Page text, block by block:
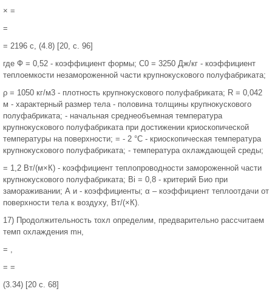
× =
=
= 2196 с, (4.8) [20, с. 96]
где Ф = 0,52 - коэффициент формы; С0 = 3250 Дж/кг - коэффициент
теплоемкости незамороженной части крупнокускового полуфабриката;
ρ = 1050 кг/м3 - плотность крупнокускового полуфабриката; R = 0,042
м - характерный размер тела - половина толщины крупнокускового
полуфабриката; - начальная среднеобъемная температура
крупнокускового полуфабриката при достижении криоскопической
температуры на поверхности; = - 2 °С - криоскопическая температура
крупнокускового полуфабриката; - температура охлаждающей среды;
= 1,2 Вт/(м×К) - коэффициент теплопроводности замороженной части
крупнокускового полуфабриката; Вi = 0,8 - критерий Био при
замораживании; А и - коэффициенты; α – коэффициент теплоотдачи от
поверхности тела к воздуху, Вт/(×К).
17) Продолжительность τохл определим, предварительно рассчитаем
темп охлаждения mн,
= ,
= =
(3.34) [20 с. 68]